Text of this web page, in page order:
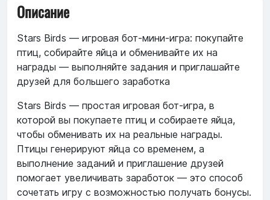
Описание
Stars Birds — игровая бот-мини-игра: покупайте
птиц, собирайте яйца и обменивайте их на
награды — выполняйте задания и приглашайте
друзей для большего заработка
Stars Birds — простая игровая бот-игра, в
которой вы покупаете птиц и собираете яйца,
чтобы обменивать их на реальные награды.
Птицы генерируют яйца со временем, а
выполнение заданий и приглашение друзей
помогает увеличивать заработок — это способ
сочетать игру с возможностью получать бонусы.